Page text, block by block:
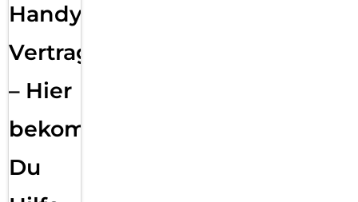
Handy
Vertragsabwicklung
– Hier
bekommst
Du